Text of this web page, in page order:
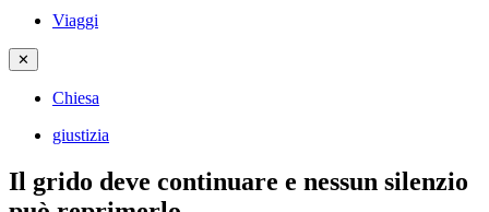
Viaggi
✕
Chiesa
giustizia
Il grido deve continuare e nessun silenzio